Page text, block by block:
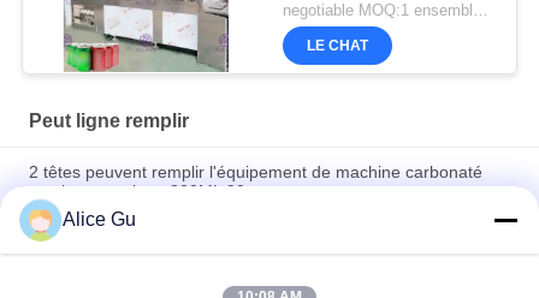
negotiable MOQ:1 ensemble/PCs
LE CHAT
Peut ligne remplir
2 têtes peuvent remplir l'équipement de machine carbonaté
semi automatique 330ML 90mm
Machine liquide de la tête 2300CPH simple/solide automatique
de cachetage de boîte
Alice Gu